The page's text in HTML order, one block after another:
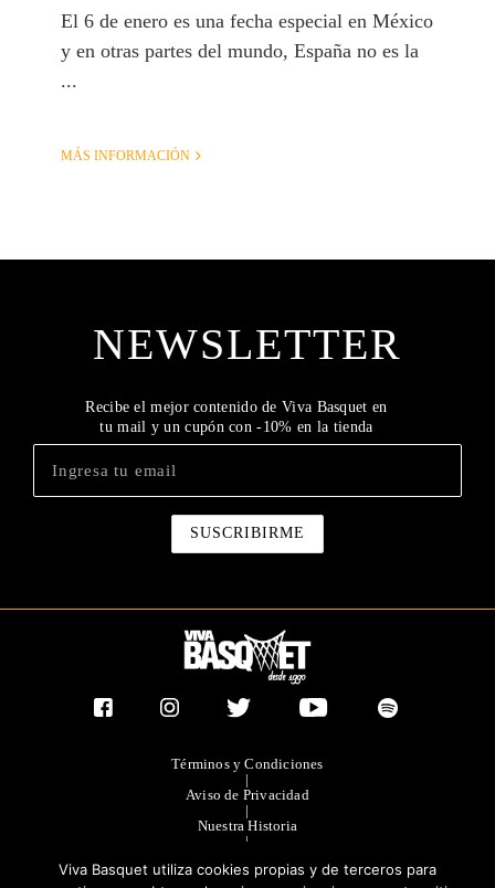
El 6 de enero es una fecha especial en México
y en otras partes del mundo, España no es la
...
MÁS INFORMACIÓN
NEWSLETTER
Recibe el mejor contenido de Viva Basquet en
tu mail y un cupón con -10% en la tienda
Términos y Condiciones
|
Aviso de Privacidad
|
Nuestra Historia
|
|
Viva Basquet utiliza cookies propias y de terceros para